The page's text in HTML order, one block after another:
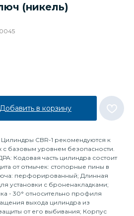
(никель)
Добавить в корзину
CBR-1 рекомендуются к
с базовым уровнем безопасности.
Кодовая часть цилиндра состоит
от отмычек: стопорные пины в
перфорированный; Длинная
установки с броненакладками;
- 30° относительно профиля
выхода цилиндра из
от его выбивания; Корпус